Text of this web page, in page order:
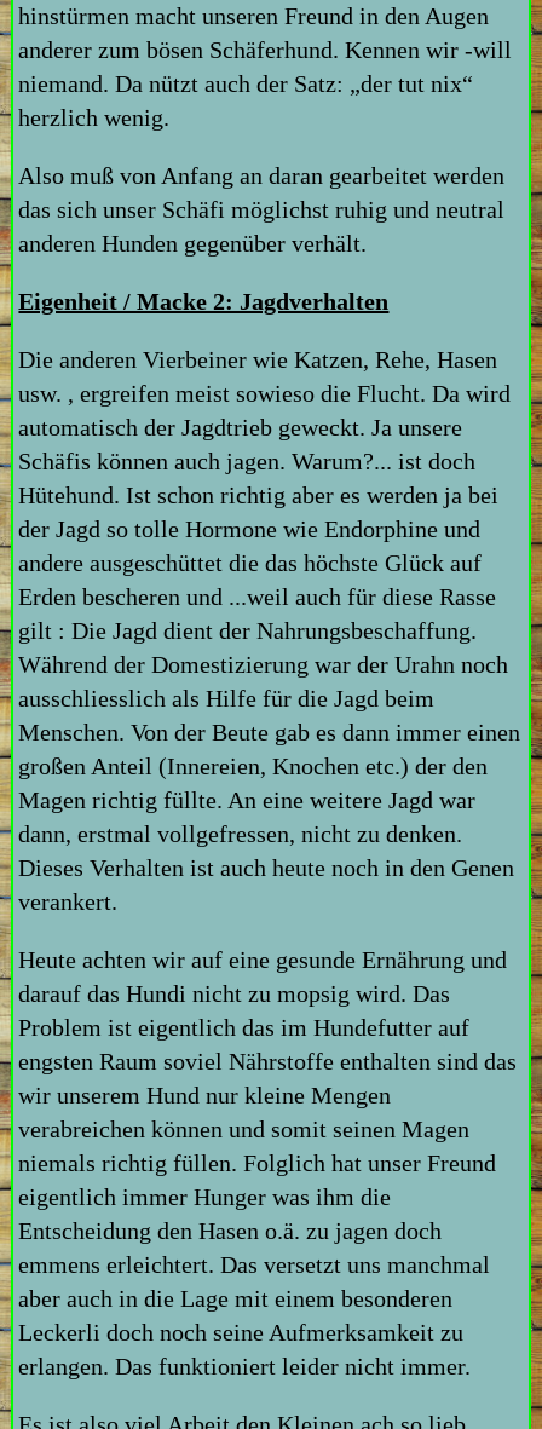
hinstürmen macht unseren Freund in den Augen
anderer zum bösen Schäferhund. Kennen wir -will
niemand. Da nützt auch der Satz: „der tut nix“
herzlich wenig.
Also muß von Anfang an daran gearbeitet werden
das sich unser Schäfi möglichst ruhig und neutral
anderen Hunden gegenüber verhält.
Eigenheit / Macke 2: Jagdverhalten
Die anderen Vierbeiner wie Katzen, Rehe, Hasen
usw. , ergreifen meist sowieso die Flucht. Da wird
automatisch der Jagdtrieb geweckt. Ja unsere
Schäfis können auch jagen. Warum?... ist doch
Hütehund. Ist schon richtig aber es werden ja bei
der Jagd so tolle Hormone wie Endorphine und
andere ausgeschüttet die das höchste Glück auf
Erden bescheren und ...weil auch für diese Rasse
gilt : Die Jagd dient der Nahrungsbeschaffung.
Während der Domestizierung war der Urahn noch
ausschliesslich als Hilfe für die Jagd beim
Menschen. Von der Beute gab es dann immer einen
großen Anteil (Innereien, Knochen etc.) der den
Magen richtig füllte. An eine weitere Jagd war
dann, erstmal vollgefressen, nicht zu denken.
Dieses Verhalten ist auch heute noch in den Genen
verankert.
Heute achten wir auf eine gesunde Ernährung und
darauf das Hundi nicht zu mopsig wird. Das
Problem ist eigentlich das im Hundefutter auf
engsten Raum soviel Nährstoffe enthalten sind das
wir unserem Hund nur kleine Mengen
verabreichen können und somit seinen Magen
niemals richtig füllen. Folglich hat unser Freund
eigentlich immer Hunger was ihm die
Entscheidung den Hasen o.ä. zu jagen doch
emmens erleichtert. Das versetzt uns manchmal
aber auch in die Lage mit einem besonderen
Leckerli doch noch seine Aufmerksamkeit zu
erlangen. Das funktioniert leider nicht immer.